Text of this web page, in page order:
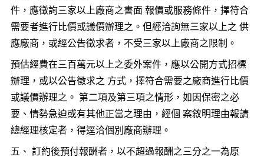
件，應徵詢三家以上廠商之書面 報價或服務條件，擇符合
需要者進行比價或議價辦理之。但經洽詢無三家以上之 供
應廠商，或經公告徵求者，不受三家以上廠商之限制。
預估經費在三百萬元以上之委外案件，應以公開方式招標
辦理，或以公告徵求之 方式，擇符合需要之廠商進行比價
或議價辦理之。 第二項及第三項之情形，如因保密之必
要、情勢急迫或有其他正當之理由，經個 案敘明理由報請
總經理核定者，得逕洽個別廠商辦理。
五、 訂約後預付報酬者，以不超過報酬之三分之一為原